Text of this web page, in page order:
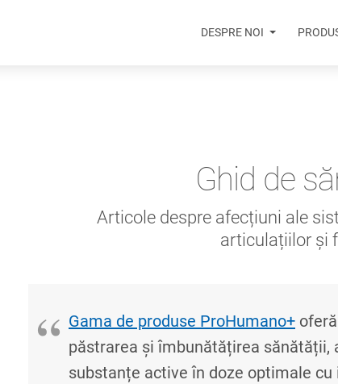
DESPRE NOI
Ghid de
Articole despre afecțiuni ale
articulațiilor și
Gama de produse ProHumano+
păstrarea și îmbunătățirea sănătății,
substanțe active în doze optimale